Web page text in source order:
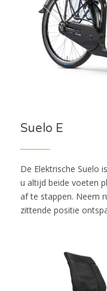
Suelo E
De Elektrische Suelo
u altijd beide voeten
af te stappen. Neem
zittende positie